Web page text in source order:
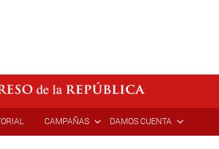
CAMPAÑAS DAMOS CUENTA